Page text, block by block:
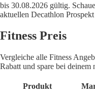
bis 30.08.2026 gültig.
aktuellen Decathlon
Fitness Preis
Vergleiche alle Fitness
Rabatt und spare bei deinem
Produkt